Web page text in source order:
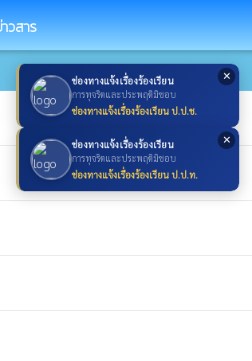
✕
ช่องทางแจ้งเรื่องร้องเรียน
การทุจริตและประพฤติมิชอบ
ช่องทางแจ้งเรื่องร้องเรียน ป.ป.ช.
✕
ช่องทางแจ้งเรื่องร้องเรียน
การทุจริตและประพฤติมิชอบ
ช่องทางแจ้งเรื่องร้องเรียน ป.ป.ท.
วสาร